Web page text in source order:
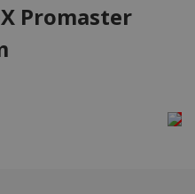
Promaster